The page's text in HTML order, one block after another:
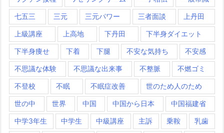
七五三 三元 三元パワー 三者面談 上丹田
上級講座 上高地 下丹田 下半身ダイエット
下半身痩せ 下着 下腿 不安な気持ち 不安感
不思議な体験 不思議な出来事 不整脈 不燃ゴミ
不登校 不眠 不眠症改善 世のため人のため
世の中 世界 中国 中国から日本 中国福建省
中学3年生 中学生 中級講座 主訴 乗鞍 乳歯